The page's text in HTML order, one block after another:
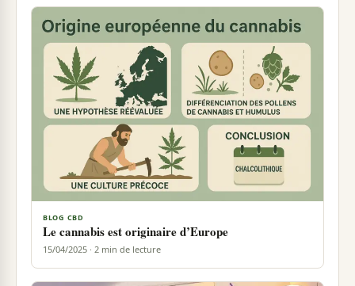
BLOG CBD
Le cannabis est originaire d’Europe
15/04/2025 · 2 min de lecture